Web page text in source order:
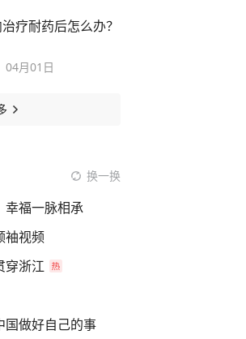
疗耐药后怎么办？
04月01日
换一换
幸福一脉相承
袖视频
穿浙江
国做好自己的事